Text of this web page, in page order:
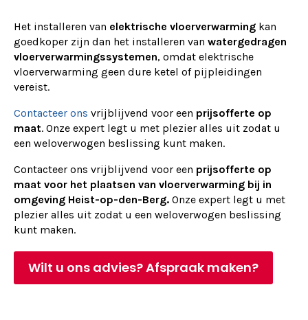
Het installeren van elektrische vloerverwarming kan
goedkoper zijn dan het installeren van watergedragen
vloerverwarmingssystemen, omdat elektrische
vloerverwarming geen dure ketel of pijpleidingen
vereist.
Contacteer ons vrijblijvend voor een prijsofferte op
maat. Onze expert legt u met plezier alles uit zodat u
een weloverwogen beslissing kunt maken.
Contacteer ons vrijblijvend voor een prijsofferte op
maat voor het plaatsen van vloerverwarming bij in
omgeving Heist-op-den-Berg. Onze expert legt u met
plezier alles uit zodat u een weloverwogen beslissing
kunt maken.
Wilt u ons advies? Afspraak maken?